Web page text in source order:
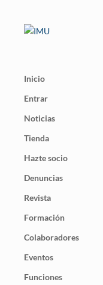
Inicio
Entrar
Noticias
Tienda
Hazte socio
Denuncias
Revista
Formación
Colaboradores
Eventos
Funciones